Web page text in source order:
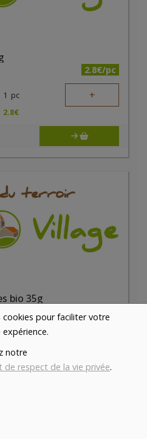
pour faciliter votre
notre
respect de la vie privée.
2.8€/pc
1 pc +
2.8€
bio 35g
1 pc
3.63€